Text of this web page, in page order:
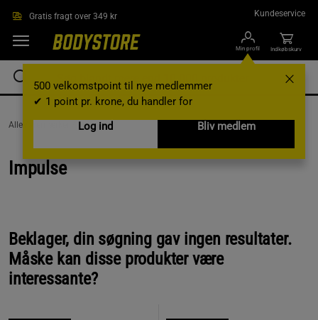
Gratis fragt over 349 kr Kundeservice
Min profil
500 velkomstpoint til nye medlemmer
✔ 1 point pr. krone, du handler for
Log ind
Bliv medlem
Indkøbskurv
AlleVaremærker / Impulse
Impulse
Beklager, din søgning gav ingen resultater.
Måske kan disse produkter være
interessante?